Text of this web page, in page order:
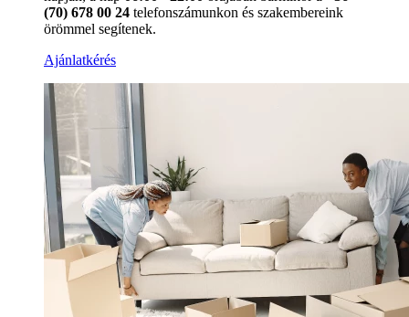
(70) 678 00 24 telefonszámunkon és szakembereink
örömmel segítenek.
Ajánlatkérés